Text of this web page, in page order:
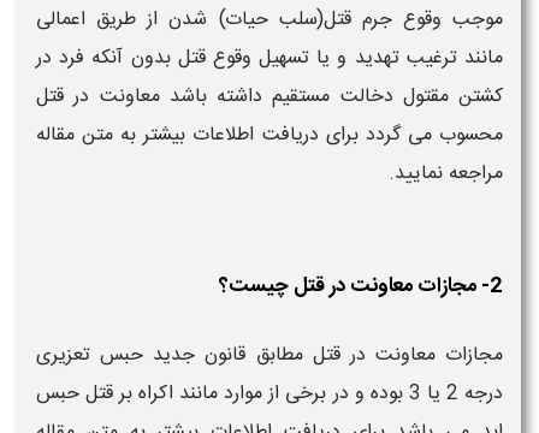
موجب وقوع جرم قتل(سلب حیات) شدن از طریق اعمالی
مانند ترغیب تهدید و یا تسهیل وقوع قتل بدون آنکه فرد در
کشتن مقتول دخالت مستقیم داشته باشد معاونت در قتل
محسوب می گردد برای دریافت اطلاعات بیشتر به متن مقاله
مراجعه نمایید.
2- مجازات معاونت در قتل چیست؟
مجازات معاونت در قتل مطابق قانون جدید حبس تعزیری
درجه 2 یا 3 بوده و در برخی از موارد مانند اکراه بر قتل حبس